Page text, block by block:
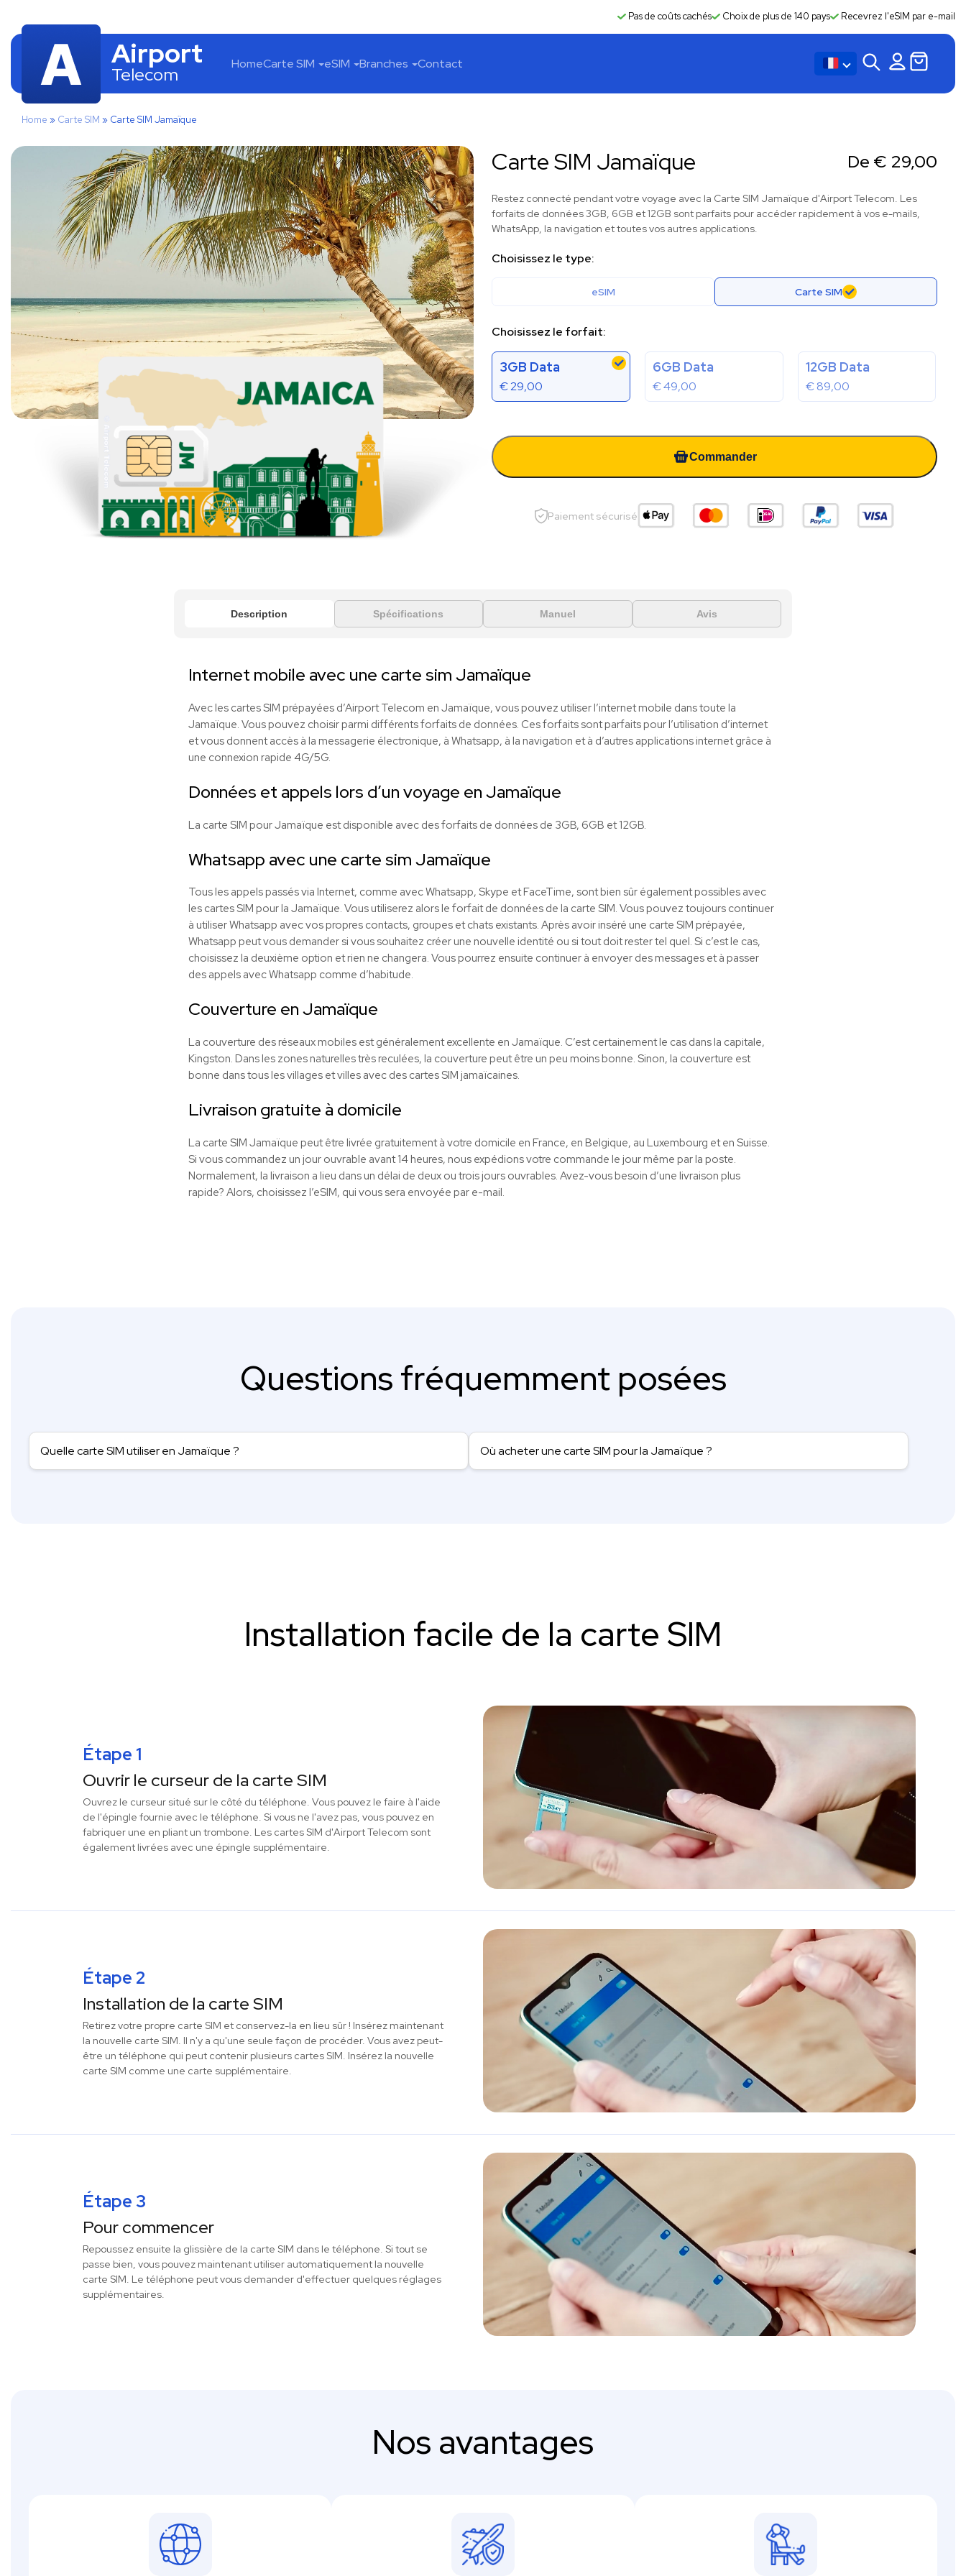
Pas de coûts cachés Choix de plus de 140 pays Recevrez l'eSIM par e-mail
Airport
Telecom HomeCarte SIM eSIM Branches Contact
Home » Carte SIM » Carte SIM Jamaïque
Carte SIM Jamaïque De € 29,00
Restez connecté pendant votre voyage avec la Carte SIM Jamaïque d'Airport Telecom. Les
forfaits de données 3GB, 6GB et 12GB sont parfaits pour accéder rapidement à vos e-mails,
WhatsApp, la navigation et toutes vos autres applications.
Choisissez le type:
eSIM Carte SIM
Choisissez le forfait:
3GB Data
€29,00
6GB Data
€49,00
12GB Data
€89,00
Commander
Paiement sécurisé
Description Spécifications Manuel Avis
Internet mobile avec une carte sim Jamaïque
Avec les cartes SIM prépayées d’Airport Telecom en Jamaïque, vous pouvez utiliser l’internet mobile dans toute la
Jamaïque. Vous pouvez choisir parmi différents forfaits de données. Ces forfaits sont parfaits pour l’utilisation d’internet
et vous donnent accès à la messagerie électronique, à Whatsapp, à la navigation et à d’autres applications internet grâce à
une connexion rapide 4G/5G.
Données et appels lors d’un voyage en Jamaïque
La carte SIM pour Jamaïque est disponible avec des forfaits de données de 3GB, 6GB et 12GB.
Whatsapp avec une carte sim Jamaïque
Tous les appels passés via Internet, comme avec Whatsapp, Skype et FaceTime, sont bien sûr également possibles avec
les cartes SIM pour la Jamaïque. Vous utiliserez alors le forfait de données de la carte SIM. Vous pouvez toujours continuer
à utiliser Whatsapp avec vos propres contacts, groupes et chats existants. Après avoir inséré une carte SIM prépayée,
Whatsapp peut vous demander si vous souhaitez créer une nouvelle identité ou si tout doit rester tel quel. Si c’est le cas,
choisissez la deuxième option et rien ne changera. Vous pourrez ensuite continuer à envoyer des messages et à passer
des appels avec Whatsapp comme d’habitude.
Couverture enJamaïque
La couverture des réseaux mobiles est généralement excellente en Jamaïque. C’est certainement le cas dans la capitale,
Kingston. Dans les zones naturelles très reculées, la couverture peut être un peu moins bonne. Sinon, la couverture est
bonne dans tous les villages et villes avec des cartes SIM jamaïcaines.
Livraison gratuite à domicile
La carte SIM Jamaïque peut être livrée gratuitement à votre domicile en France, en Belgique, au Luxembourg et en Suisse.
Si vous commandez un jour ouvrable avant 14 heures, nous expédions votre commande le jour même par la poste.
Normalement, la livraison a lieu dans un délai de deux ou trois jours ouvrables. Avez-vous besoin d’une livraison plus
rapide? Alors, choisissez l’eSIM, qui vous sera envoyée par e-mail.
Questions fréquemment posées
Quelle carte SIM utiliser en Jamaïque ? Où acheter une carte SIM pour la Jamaïque ?
Installation facile de la carte SIM
Étape 1
Ouvrir le curseur de la carte SIM
Ouvrez le curseur situé sur le côté du téléphone. Vous pouvez le faire à l'aide
de l'épingle fournie avec le téléphone. Si vous ne l'avez pas, vous pouvez en
fabriquer une en pliant un trombone. Les cartes SIM d'Airport Telecom sont
également livrées avec une épingle supplémentaire.
Étape 2
Installation de la carte SIM
Retirez votre propre carte SIM et conservez-la en lieu sûr ! Insérez maintenant
la nouvelle carte SIM. Il n'y a qu'une seule façon de procéder. Vous avez peut-
être un téléphone qui peut contenir plusieurs cartes SIM. Insérez la nouvelle
carte SIM comme une carte supplémentaire.
Étape 3
Pour commencer
Repoussez ensuite la glissière de la carte SIM dans le téléphone. Si tout se
passe bien, vous pouvez maintenant utiliser automatiquement la nouvelle
carte SIM. Le téléphone peut vous demander d'effectuer quelques réglages
supplémentaires.
Nos avantages